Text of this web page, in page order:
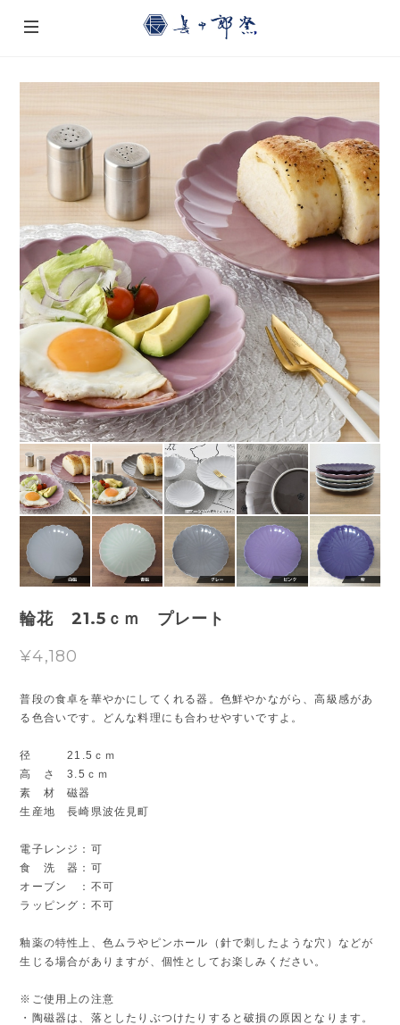
輪花 21.5ｃｍ プレート
¥4,180
普段の食卓を華やかにしてくれる器。色鮮やかながら、高級感があ
る色合いです。どんな料理にも合わせやすいですよ。
径 21.5ｃｍ
高 さ 3.5ｃｍ
素 材 磁器
生産地 長崎県波佐見町
電子レンジ：可
食 洗 器：可
オーブン ：不可
ラッピング：不可
釉薬の特性上、色ムラやピンホール（針で刺したような穴）などが
生じる場合がありますが、個性としてお楽しみください。
※ご使用上の注意
・陶磁器は、落としたりぶつけたりすると破損の原因となります。